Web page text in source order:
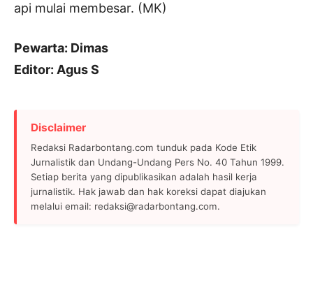
api mulai membesar. (MK)
Pewarta: Dimas
Editor: Agus S
Disclaimer
Redaksi Radarbontang.com tunduk pada Kode Etik
Jurnalistik dan Undang-Undang Pers No. 40 Tahun 1999.
Setiap berita yang dipublikasikan adalah hasil kerja
jurnalistik. Hak jawab dan hak koreksi dapat diajukan
melalui email: redaksi@radarbontang.com.